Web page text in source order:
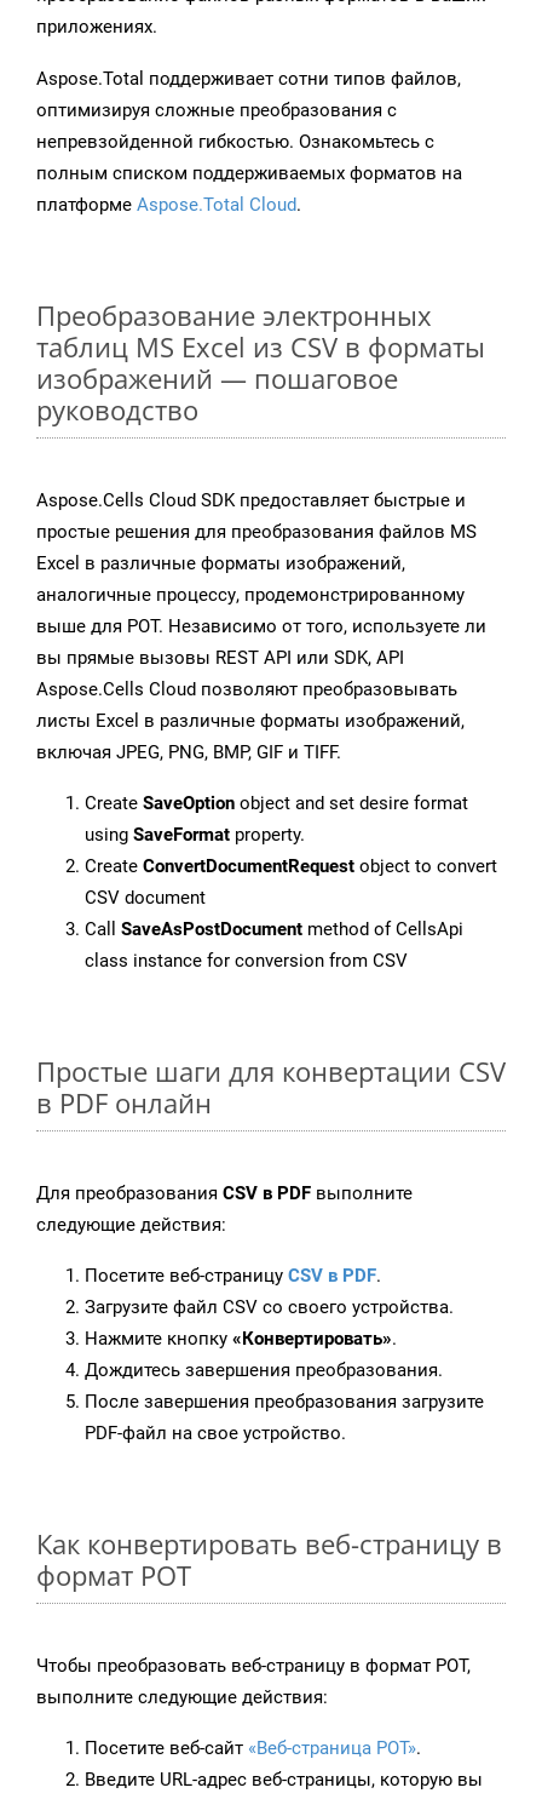
приложениях.
Aspose.Total поддерживает сотни типов файлов,
оптимизируя сложные преобразования с
непревзойденной гибкостью. Ознакомьтесь с
полным списком поддерживаемых форматов на
платформе Aspose.Total Cloud.
Преобразование электронных
таблиц MS Excel из CSV в форматы
изображений — пошаговое
руководство
Aspose.Cells Cloud SDK предоставляет быстрые и
простые решения для преобразования файлов MS
Excel в различные форматы изображений,
аналогичные процессу, продемонстрированному
выше для POT. Независимо от того, используете ли
вы прямые вызовы REST API или SDK, API
Aspose.Cells Cloud позволяют преобразовывать
листы Excel в различные форматы изображений,
включая JPEG, PNG, BMP, GIF и TIFF.
Create SaveOption object and set desire format
using SaveFormat property.
Create ConvertDocumentRequest object to convert
CSV document
Call SaveAsPostDocument method of CellsApi
class instance for conversion from CSV
Простые шаги для конвертации CSV
в PDF онлайн
Для преобразования CSV в PDF выполните
следующие действия:
Посетите веб-страницу CSV в PDF.
Загрузите файл CSV со своего устройства.
Нажмите кнопку «Конвертировать».
Дождитесь завершения преобразования.
После завершения преобразования загрузите
PDF-файл на свое устройство.
Как конвертировать веб-страницу в
формат POT
Чтобы преобразовать веб-страницу в формат POT,
выполните следующие действия:
Посетите веб-сайт «Веб-страница POT».
Введите URL-адрес веб-страницы, которую вы